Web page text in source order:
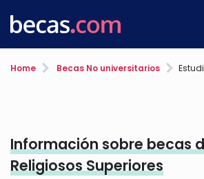
Home Becas No universitarios
Información sobre becas
Religiosos Superiores